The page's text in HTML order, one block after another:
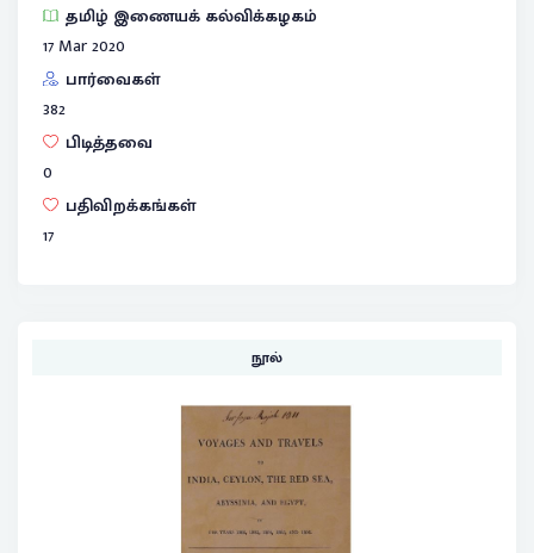
தமிழ் இணையக் கல்விக்கழகம்
17 Mar 2020
பார்வைகள்
382
பிடித்தவை
0
பதிவிறக்கங்கள்
17
நூல்